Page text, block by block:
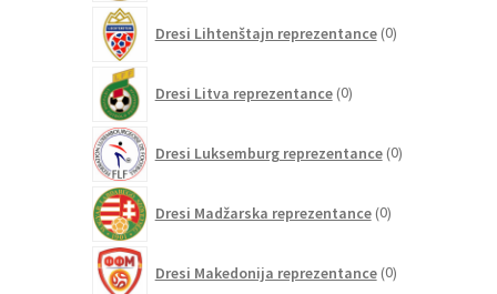
Dresi Lihtenštajn reprezentance 0izdelkov
Dresi Litva reprezentance 0izdelkov
Dresi Luksemburg reprezentance 0izdelkov
Dresi Madžarska reprezentance 0izdelkov
Dresi Makedonija reprezentance 0izdelkov